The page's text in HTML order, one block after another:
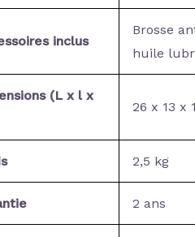
inclus
Brosse
huile
(L x l x
26 x 13 x
2,5 kg
2 ans